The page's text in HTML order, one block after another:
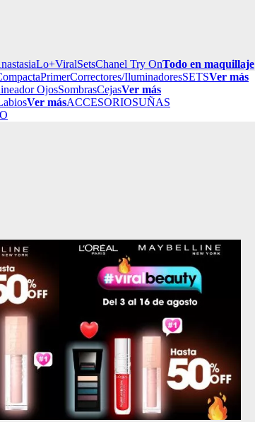
Lo+ViralSetsChanel Try OnTodo en maquillaje
PrimerCorrectores/IluminadoresSETSVer más
OjosSombrasCejasVer más
Ver másACCESORIOSUÑAS